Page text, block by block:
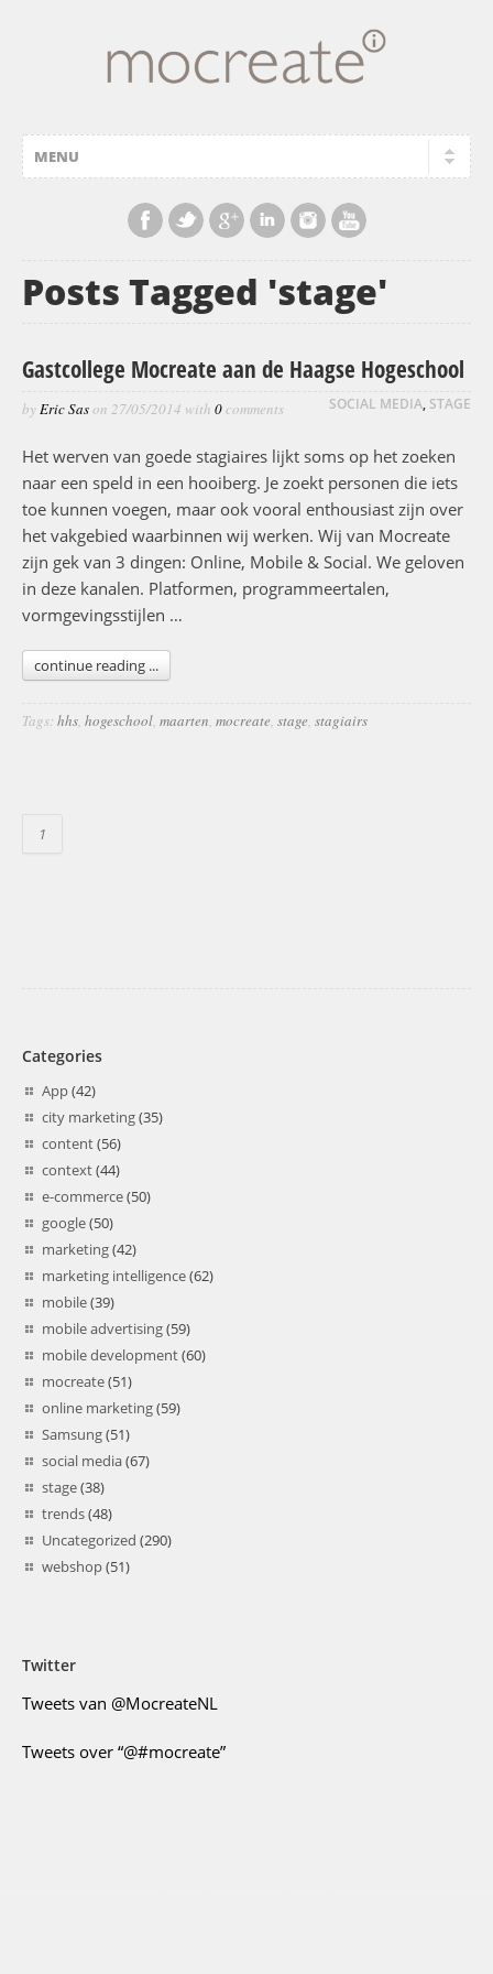
Posts Tagged 'stage'
Gastcollege Mocreate aan de Haagse Hogeschool
SOCIAL MEDIA, STAGE
byEric Sason 27/05/2014 with 0comments
Het werven van goede stagiaires lijkt soms op het zoeken
naar een speld in een hooiberg. Je zoekt personen die iets
toe kunnen voegen, maar ook vooral enthousiast zijn over
het vakgebied waarbinnen wij werken. Wij van Mocreate
zijn gek van 3 dingen: Online, Mobile & Social. We geloven
in deze kanalen. Platformen, programmeertalen,
vormgevingsstijlen …
continue reading ...
Tags: hhs, hogeschool, maarten, mocreate, stage, stagiairs
1
Categories
App(42)
city marketing(35)
content(56)
context(44)
e-commerce(50)
google(50)
marketing(42)
marketing intelligence(62)
mobile(39)
mobile advertising(59)
mobile development(60)
mocreate(51)
online marketing(59)
Samsung(51)
social media(67)
stage(38)
trends(48)
Uncategorized (290)
webshop(51)
Twitter
Tweets van @MocreateNL
Tweets over “@#mocreate”